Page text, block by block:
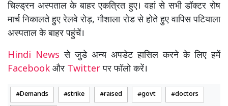
चिल्ड्रन अस्पताल के बाहर एकत्रित हुए। वहां से सभी डॉक्टर रोष
मार्च निकालते हुए रेलवे रोड़, गौशाला रोड से होते हुए वापिस पटियाला
अस्पताल के बाहर पहुंचें।
Hindi Newsसे जुडे अन्य अपडेट हासिल करने के लिए हमें
Facebook और Twitterपर फॉलो करें।
Demands strike raised govt doctors